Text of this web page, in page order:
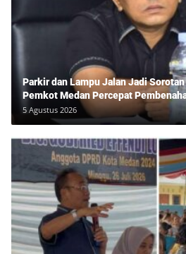
Parkir dan Lampu Jalan Jadi Sorotan
Pemkot Medan Percepat
5 Agustus 2026